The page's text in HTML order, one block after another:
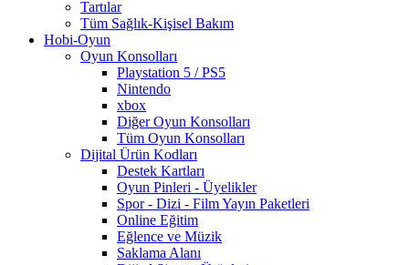
Tartılar
Tüm Sağlık-Kişisel Bakım
Hobi-Oyun
Oyun Konsolları
Playstation 5 / PS5
Nintendo
xbox
Diğer Oyun Konsolları
Tüm Oyun Konsolları
Dijital Ürün Kodları
Destek Kartları
Oyun Pinleri - Üyelikler
Spor - Dizi - Film Yayın Paketleri
Online Eğitim
Eğlence ve Müzik
Saklama Alanı